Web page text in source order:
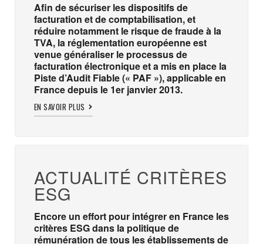
Afin de sécuriser les dispositifs de
facturation et de comptabilisation, et
réduire notamment le risque de fraude à la
TVA, la réglementation européenne est
venue généraliser le processus de
facturation électronique et a mis en place la
Piste d’Audit Fiable (« PAF »), applicable en
France depuis le 1er janvier 2013.
EN SAVOIR PLUS
ACTUALITÉ CRITÈRES
ESG
Encore un effort pour intégrer en France les
critères ESG dans la politique de
rémunération de tous les établissements de